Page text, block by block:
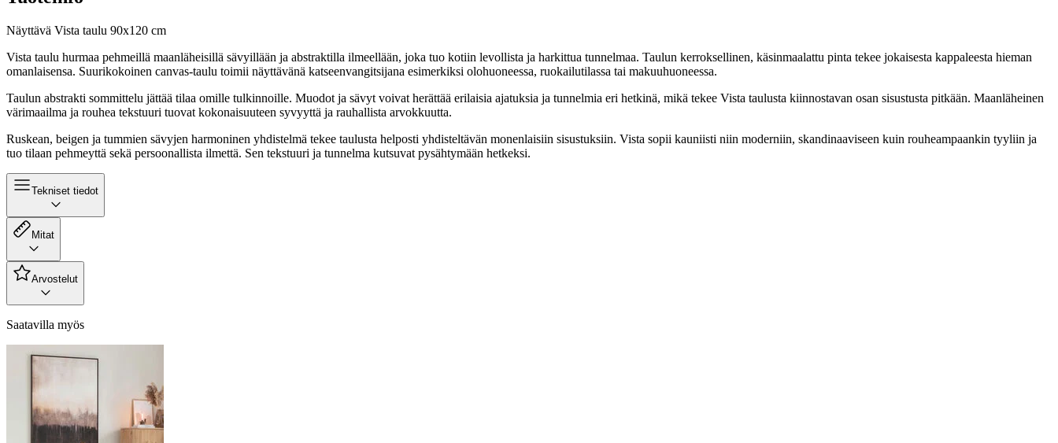
Näyttävä Vista taulu 90x120 cm
Vista taulu hurmaa pehmeillä maanläheisillä sävyillään ja abstraktilla ilmeellään, joka tuo kotiin levollista ja harkittua tunnelmaa. Taulun kerroksellinen, käsinmaalattu pinta tekee jokaisesta kappaleesta hieman
omanlaisensa. Suurikokoinen canvas-taulu toimii näyttävänä katseenvangitsijana esimerkiksi olohuoneessa, ruokailutilassa tai makuuhuoneessa.
Taulun abstrakti sommittelu jättää tilaa omille tulkinnoille. Muodot ja sävyt voivat herättää erilaisia ajatuksia ja tunnelmia eri hetkinä, mikä tekee Vista taulusta kiinnostavan osan sisustusta pitkään. Maanläheinen
värimaailma ja rouhea tekstuuri tuovat kokonaisuuteen syvyyttä ja rauhallista arvokkuutta.
Ruskean, beigen ja tummien sävyjen harmoninen yhdistelmä tekee taulusta helposti yhdisteltävän monenlaisiin sisustuksiin. Vista sopii kauniisti niin moderniin, skandinaaviseen kuin rouheampaankin tyyliin ja
tuo tilaan pehmeyttä sekä persoonallista ilmettä. Sen tekstuuri ja tunnelma kutsuvat pysähtymään hetkeksi.
Tekniset tiedot
Mitat
Arvostelut
Saatavilla myös